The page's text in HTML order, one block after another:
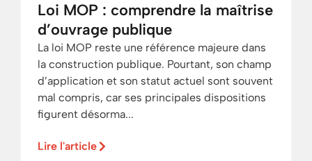
Loi MOP : comprendre la maîtrise
d’ouvrage publique
La loi MOP reste une référence majeure dans
la construction publique. Pourtant, son champ
d’application et son statut actuel sont souvent
mal compris, car ses principales dispositions
figurent désorma...
Lire l'article